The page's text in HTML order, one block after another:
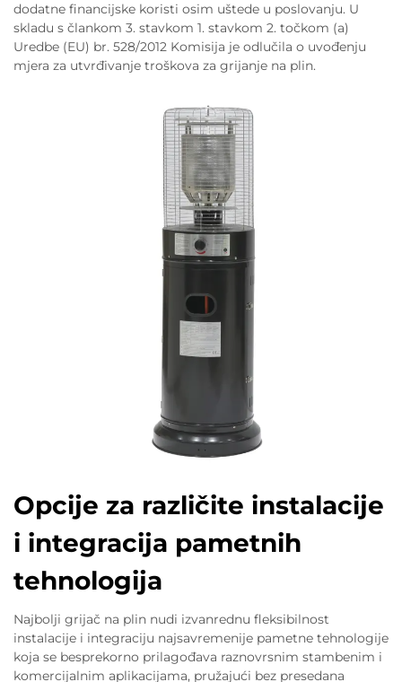
dodatne financijske koristi osim uštede u poslovanju. U
skladu s člankom 3. stavkom 1. stavkom 2. točkom (a)
Uredbe (EU) br. 528/2012 Komisija je odlučila o uvođenju
mjera za utvrđivanje troškova za grijanje na plin.
Opcije za različite instalacije
i integracija pametnih
tehnologija
Najbolji grijač na plin nudi izvanrednu fleksibilnost
instalacije i integraciju najsavremenije pametne tehnologije
koja se besprekorno prilagođava raznovrsnim stambenim i
komercijalnim aplikacijama, pružajući bez presedana